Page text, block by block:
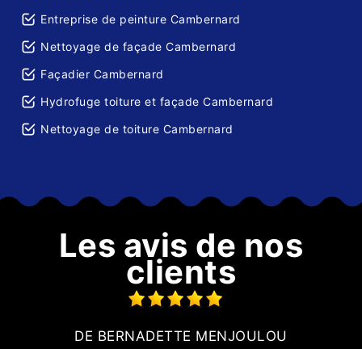
Entreprise de peinture Cambernard
Nettoyage de façade Cambernard
Façadier Cambernard
Hydrofuge toiture et façade Cambernard
Nettoyage de toiture Cambernard
Les avis de nos
clients
DE BERNADETTE MENJOULOU